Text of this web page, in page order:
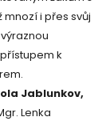
i přes svůj
k
Jablunkov,
Lenka